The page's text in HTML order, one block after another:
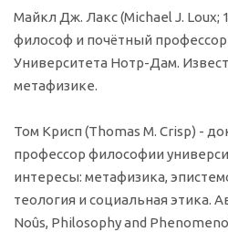
Майкл Дж. Лакс (Michael J. Loux;
философ и почётный
Университета Нотр-Дам.
метафизике.
Том Крисп (Thomas M. Crisp) -
профессор философии
интересы: метафизика,
теология и социальная этика.
Noûs, Philosophy and